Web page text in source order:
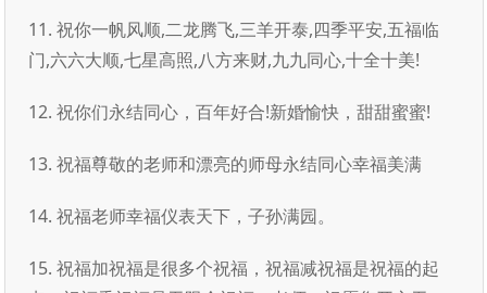
11. 祝你一帆风顺,二龙腾飞,三羊开泰,四季平安,五福临
门,六六大顺,七星高照,八方来财,九九同心,十全十美!
12. 祝你们永结同心，百年好合!新婚愉快，甜甜蜜蜜!
13. 祝福尊敬的老师和漂亮的师母永结同心幸福美满
14. 祝福老师幸福仪表天下，子孙满园。
15. 祝福加祝福是很多个祝福，祝福减祝福是祝福的起